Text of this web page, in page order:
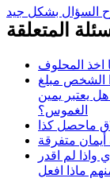
السؤال بشكل جيد
المتعلقة
المحلوف
الشخص مبلغ
هل يعتبر يمين
الغموس؟
ماحصل كذا
متفرقة
لم اقدر
ماذا افعل